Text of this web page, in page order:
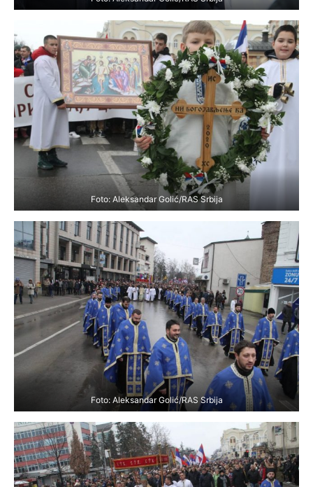
Foto: Aleksandar Golić/RAS Srbija
Foto: Aleksandar Golić/RAS Srbija